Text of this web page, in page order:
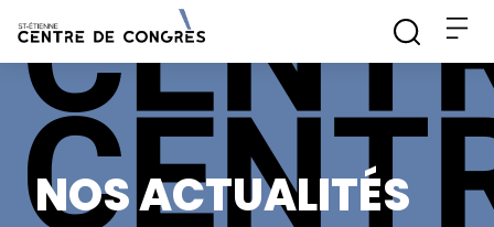
NOS ACTUALITÉS